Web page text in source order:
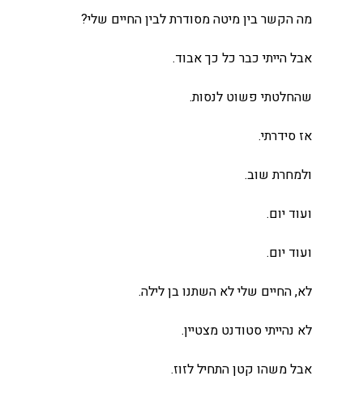
מה הקשר בין מיטה מסודרת לבין החיים שלי?
אבל הייתי כבר כל כך אבוד.
שהחלטתי פשוט לנסות.
אז סידרתי.
ולמחרת שוב.
ועוד יום.
ועוד יום.
לא, החיים שלי לא השתנו בן לילה.
לא נהייתי סטודנט מצטיין.
אבל משהו קטן התחיל לזוז.